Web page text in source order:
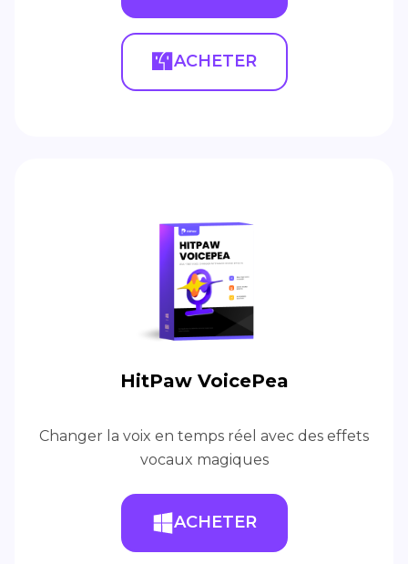
ACHETER
HitPaw VoicePea
Changer la voix en temps réel avec des effets
vocaux magiques
ACHETER